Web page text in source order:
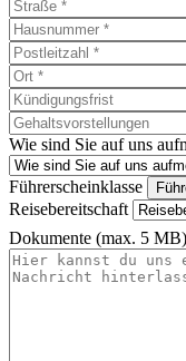
Wie sind Sie auf uns
Führerscheinklasse
Reisebereitschaft
Dokumente (max. 5 MB)